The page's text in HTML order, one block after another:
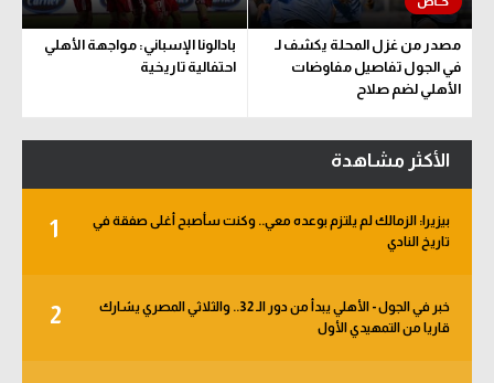
مصدر من غزل المحلة يكشف لـ
في الجول تفاصيل مفاوضات
الأهلي لضم صلاح
بادالونا الإسباني: مواجهة الأهلي
احتفالية تاريخية
الأكثر مشاهدة
1
بيزيرا: الزمالك لم يلتزم بوعده معي.. وكنت سأصبح أغلى صفقة في
تاريخ النادي
2
خبر في الجول - الأهلي يبدأ من دور الـ 32.. والثلاثي المصري يشارك
قاريا من التمهيدي الأول